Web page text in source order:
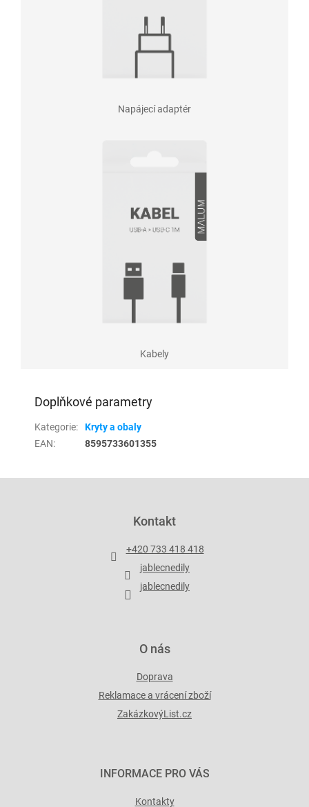
Napájecí adaptér
Kabely
Doplňkové parametry
Kategorie:
Kryty a obaly
EAN: 8595733601355
Kontakt
+420 733 418 418
jablecnedily
jablecnedily
O nás
Doprava
Reklamace a vrácení zboží
ZakázkovýList.cz
INFORMACE PRO VÁS
Kontakty